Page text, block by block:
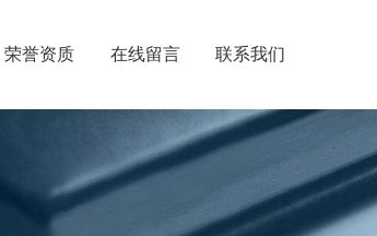
荣誉资质 在线留言 联系我们